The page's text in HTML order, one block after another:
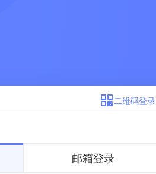
二维码登录
邮箱登录